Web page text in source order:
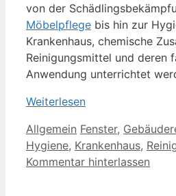
von der
Möbelpflege bis hin zur
Krankenhaus, chemische
Reinigungsmittel und deren
Anwendung unterrichtet
Weiterlesen
Kategorien
Allgemein Schlagwörter
Fenster,
Hygiene, Krankenhaus,
Kommentar hinterlassen